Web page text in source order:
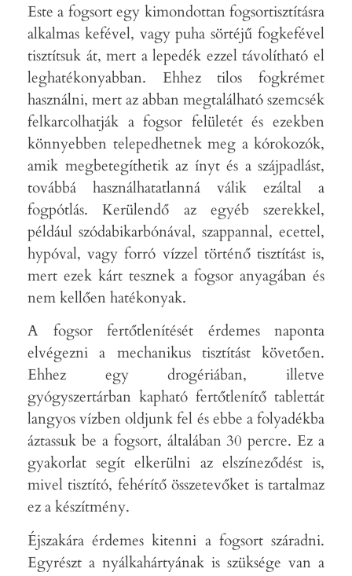
Este a fogsort egy kimondottan fogsortisztításra
alkalmas kefével, vagy puha sörtéjű fogkefével
tisztítsuk át, mert a lepedék ezzel távolítható el
leghatékonyabban. Ehhez tilos fogkrémet
használni, mert az abban megtalálható szemcsék
felkarcolhatják a fogsor felületét és ezekben
könnyebben telepedhetnek meg a kórokozók,
amik megbetegíthetik az ínyt és a szájpadlást,
továbbá használhatatlanná válik ezáltal a
fogpótlás. Kerülendő az egyéb szerekkel,
például szódabikarbónával, szappannal, ecettel,
hypóval, vagy forró vízzel történő tisztítást is,
mert ezek kárt tesznek a fogsor anyagában és
nem kellően hatékonyak.
A fogsor fertőtlenítését érdemes naponta
elvégezni a mechanikus tisztítást követően.
Ehhez egy drogériában, illetve
gyógyszertárban kapható fertőtlenítő tablettát
langyos vízben oldjunk fel és ebbe a folyadékba
áztassuk be a fogsort, általában 30 percre. Ez a
gyakorlat segít elkerülni az elszíneződést is,
mivel tisztító, fehérítő összetevőket is tartalmaz
ez a készítmény.
Éjszakára érdemes kitenni a fogsort száradni.
Egyrészt a nyálkahártyának is szüksége van a